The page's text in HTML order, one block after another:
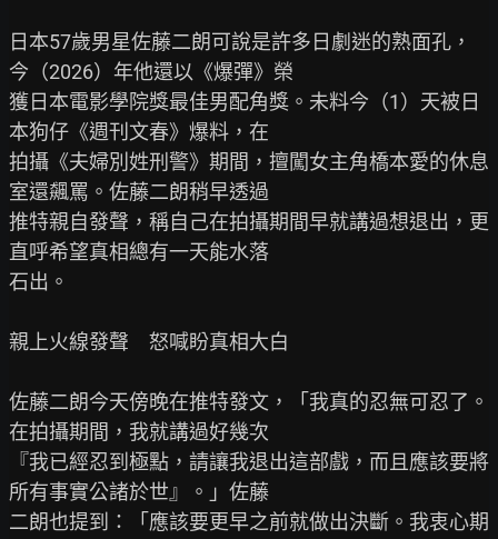
日本57歲男星佐藤二朗可說是許多日劇迷的熟面孔，
今（2026）年他還以《爆彈》榮
獲日本電影學院獎最佳男配角獎。未料今（1）天被日
本狗仔《週刊文春》爆料，在
拍攝《夫婦別姓刑警》期間，擅闖女主角橋本愛的休息
室還飆罵。佐藤二朗稍早透過
推特親自發聲，稱自己在拍攝期間早就講過想退出，更
直呼希望真相總有一天能水落
石出。
親上火線發聲　怒喊盼真相大白
佐藤二朗今天傍晚在推特發文，「我真的忍無可忍了。
在拍攝期間，我就講過好幾次
『我已經忍到極點，請讓我退出這部戲，而且應該要將
所有事實公諸於世』。」佐藤
二朗也提到：「應該要更早之前就做出決斷。我衷心期